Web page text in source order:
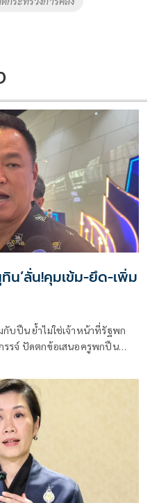
น’ลั่น!คุมเข้ม-ยึด-เพิ่ม
บปืน ย้ำไม่ใช่เจ้าหน้าที่รัฐพก
รจ์ ปัดตกข้อเสนอครูพกปืน